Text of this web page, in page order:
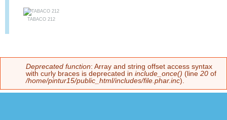
TABACO 212
Mensaje de error
Deprecated function: Array and string offset access syntax
with curly braces is deprecated in include_once() (line 20 of
/home/pintur15/public_html/includes/file.phar.inc).